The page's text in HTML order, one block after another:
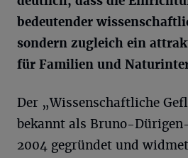
bedeutender
sondern zugleich ein
für Familien und
Der „Wissenschaftliche
bekannt als Bruno-
2004 gegründet und